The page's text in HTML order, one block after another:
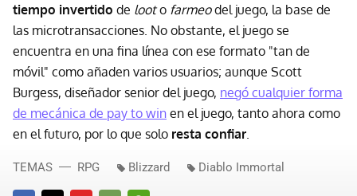
tiempo invertido de looto farmeodel juego, la base de
las microtransacciones. No obstante, el juego se
encuentra en una fina línea con ese formato "tan de
móvil" como añaden varios usuarios; aunque Scott
Burgess, diseñador senior del juego, negó cualquier forma
de mecánica de pay to win en el juego, tanto ahora como
en el futuro, por lo que solo resta confiar
TEMAS RPG Blizzard Diablo Immortal